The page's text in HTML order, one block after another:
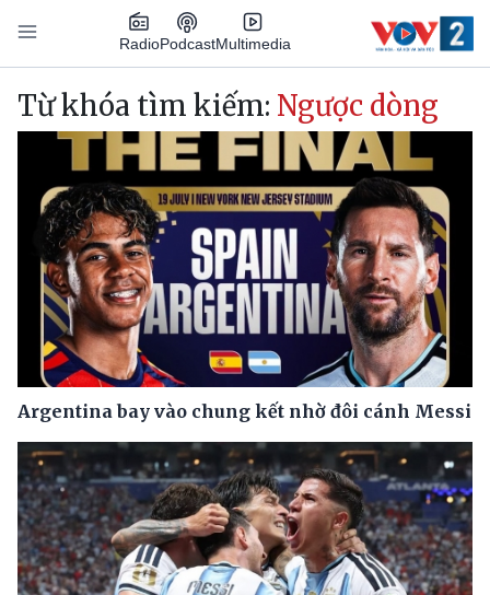
Nhảy đến nội dung
RadioPodcastMultimedia
Main navigation
Từ khóa tìm kiếm: Ngược dòng
Argentina bay vào chung kết nhờ đôi cánh Messi